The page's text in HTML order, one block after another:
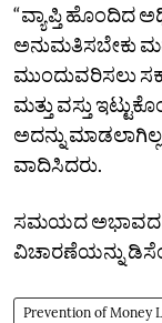
“ವ್ಯಾಪ್ತಿ ಹೊಂದಿದ
ಅನುಮತಿಸಬೇಕು
ಮುಂದುವರಿಸಲು
ಮತ್ತು ವಸ್ತು
ಅದನ್ನು
ವಾದಿಸಿದರು.
ಸಮಯದ ಅಭಾವದ
ವಿಚಾರಣೆಯನ್ನು
Prevention of Money